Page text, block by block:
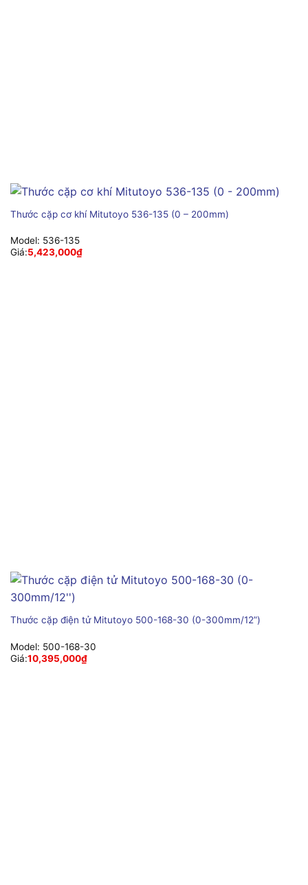
Thước cặp cơ khí Mitutoyo 536-135 (0 – 200mm)
Model: 536-135
Giá:5,423,000₫
Thước cặp điện tử Mitutoyo 500-168-30 (0-300mm/12”)
Model: 500-168-30
Giá:10,395,000₫